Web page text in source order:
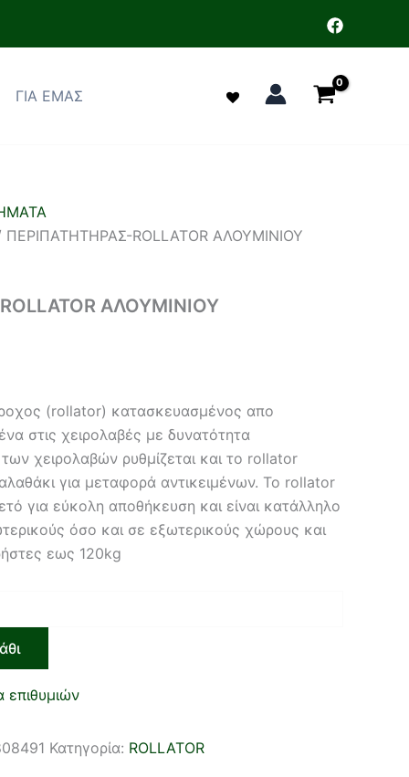
ΓΙΑ ΕΜΑΣ
ΠΕΡΙΠΑΤΗΤΗΡΑΣ-ROLLATOR ΑΛΟΥΜΙΝΙΟΥ
ΑΛΟΥΜΙΝΙΟΥ
(rollator) κατασκευασμένος απο
στις χειρολαβές με δυνατότητα
χειρολαβών ρυθμίζεται και το rollator
για μεταφορά αντικειμένων. Το rollator
για εύκολη αποθήκευση και είναι κατάλληλο
όσο και σε εξωτερικούς χώρους και
εως 120kg
επιθυμιών
Κατηγορία: ROLLATOR